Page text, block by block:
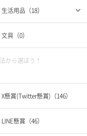
生活用品（18）
文具（0）
から選ぼう！
X懸賞(Twitter懸賞)（146）
LINE懸賞（46）